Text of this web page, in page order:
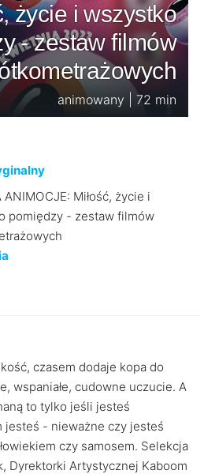
życie i wszystko
- zestaw filmów
animowany | 72 min
ANIMOCJE: Miłość, życie i
pomiędzy - zestaw filmów
czasem dodaje kopa do
wspaniałe, cudowne uczucie. A
to tylko jeśli jesteś
jesteś - nieważne czy jesteś
czy samosem. Selekcja
Dyrektorki Artystycznej Kaboom